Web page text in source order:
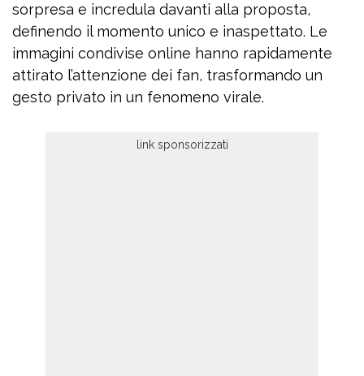
sorpresa e incredula davanti alla proposta,
definendo il momento unico e inaspettato. Le
immagini condivise online hanno rapidamente
attirato l’attenzione dei fan, trasformando un
gesto privato in un fenomeno virale.